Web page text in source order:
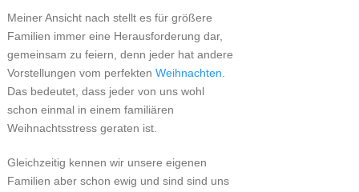
Meiner Ansicht nach stellt es für größere
Familien immer eine Herausforderung dar,
gemeinsam zu feiern, denn jeder hat andere
Vorstellungen vom perfekten Weihnachten.
Das bedeutet, dass jeder von uns wohl
schon einmal in einem familiären
Weihnachtsstress geraten ist.
Gleichzeitig kennen wir unsere eigenen
Familien aber schon ewig und sind sind uns